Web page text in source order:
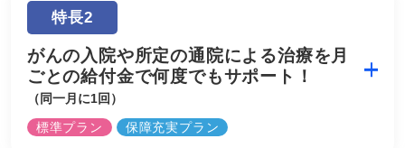
特長2
がんの入院や所定の通院による治療を月
ごとの給付金で何度でもサポート！
（同一月に1回）
標準プラン
保障充実プラン